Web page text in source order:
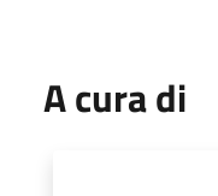
A cura di